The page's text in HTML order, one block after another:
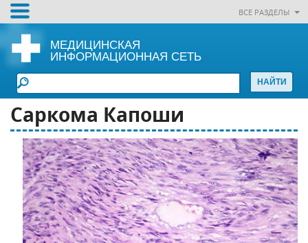
ВСЕ РАЗДЕЛЫ
МЕДИЦИНСКАЯ
ИНФОРМАЦИОННАЯ СЕТЬ
Саркома Капоши